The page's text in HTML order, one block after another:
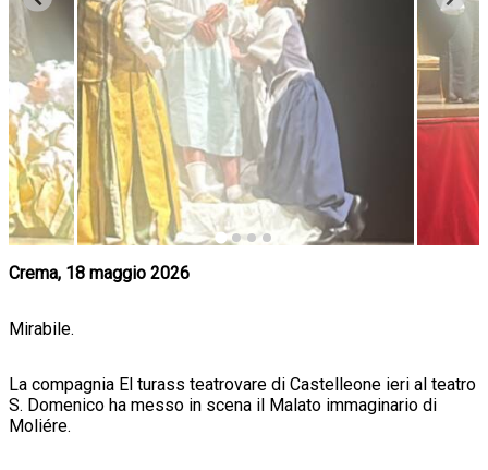
Crema, 18 maggio 2026
Mirabile.
La compagnia El turass teatrovare di Castelleone ieri al teatro
S. Domenico ha messo in scena il Malato immaginario di
Moliére.